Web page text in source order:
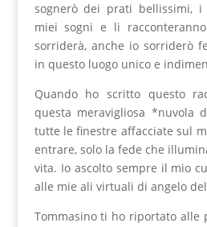
sognerò dei prati bellissimi, i
miei sogni e li
sorriderà, anche io sorriderò
in questo luogo unico e
Quando ho scritto questo
questa meravigliosa *nuvola
tutte le finestre affacciate sul
entrare, solo la fede che
vita. Io ascolto sempre il mio
alle mie ali virtuali di angelo
Tommasino ti ho riportato alle